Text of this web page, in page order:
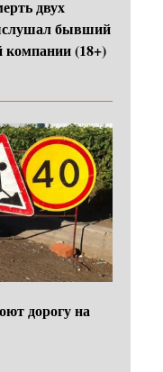
двух
бывший
компании (18+)
дорогу на